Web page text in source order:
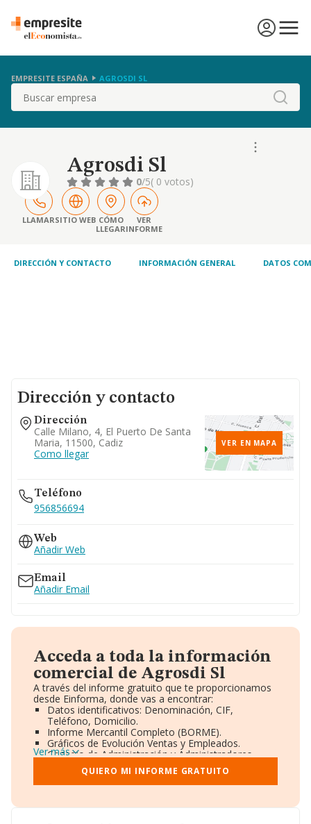
EMPRESITE ESPAÑA AGROSDI SL
Buscar
Agrosdi Sl
0/5( 0 votos)
LLAMARSITIO WEB CÓMO
LLEGAR
VER
INFORME
DIRECCIÓN Y CONTACTO INFORMACIÓN GENERAL DATOS
Dirección y contacto
Dirección
Calle Milano, 4, El Puerto De Santa
Maria, 11500, Cadiz
Como llegar
VER EN MAPA
Teléfono
956856694
Web
Añadir Web
Email
Añadir Email
Acceda a toda la información
comercial de Agrosdi Sl
A través del informe gratuito que te proporcionamos
desde Einforma, donde vas a encontrar:
Datos identificativos: Denominación, CIF,
Teléfono, Domicilio.
Informe Mercantil Completo (BORME).
Gráficos de Evolución Ventas y Empleados.
Consejo de Administración y Administradores.
Directivos y Ejecutivos.
Accionistas.
Participaciones y Vinculaciones en otras empresas.
Información oficial y registral complementaria.
Ver más
QUIERO MI INFORME GRATUITO